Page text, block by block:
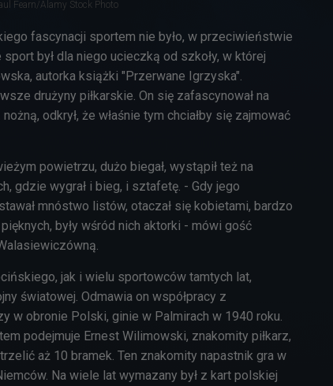
Fearn/Alamy Stock Photo
fascynacji sportem nie było, w przeciwieństwie
był dla niego ucieczką od szkoły, w której
autorka książki "Przerwane Igrzyska".
drużyny piłkarskie. On się zafascynował na
odkrył, że właśnie tym chciałby się zajmować
powietrzu, dużo biegał, wystąpił też na
gdzie wygrał i bieg, i sztafetę. - Gdy jego
mnóstwo listów, otaczał się kobietami, bardzo
były wśród nich aktorki - mówi gość
jak i wielu sportowców tamtych lat,
światowej. Odmawia on współpracy z
w obronie Polski, ginie w Palmirach w 1940 roku.
podejmuje Ernest Wilimowski, znakomity piłkarz,
aż 10 bramek. Ten znakomity napastnik gra w
Na wiele lat wymazany był z kart polskiej